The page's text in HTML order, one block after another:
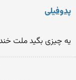
پدوفیلی
یه چیزی بگید ملت